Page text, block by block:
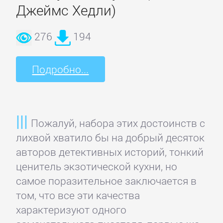
Джеймс Хедли)
276 194
Подробно...
Пожалуй, набора этих достоинств с
лихвой хватило бы на добрый десяток
авторов детективных историй, тонкий
ценитель экзотической кухни, но
самое поразительное заключается в
том, что все эти качества
характеризуют одного
Короткие
любовные
романы
Любовно-
Остросюжетные
любовные
романы
Современные
любовные